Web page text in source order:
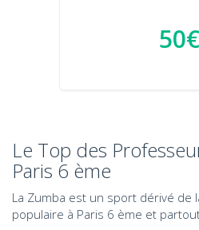
50€
Le Top des
Paris 6 ème
La Zumba est un sport dérivé de
populaire à Paris 6 ème et